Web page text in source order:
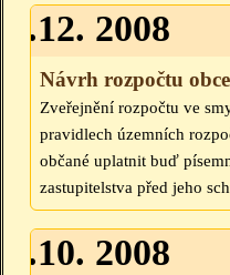
2008
Návrh rozpočtu
Zveřejnění rozpočtu ve
pravidlech územních
občané uplatnit buď
zastupitelstva před jeho
2008